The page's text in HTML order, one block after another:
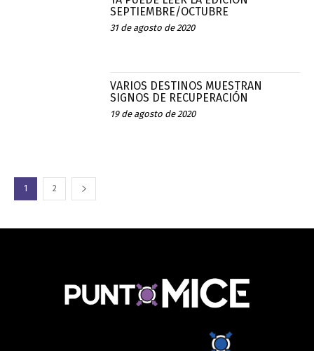
SEPTIEMBRE/OCTUBRE
31 de agosto de 2020
VARIOS DESTINOS MUESTRAN
SIGNOS DE RECUPERACIÓN
19 de agosto de 2020
1 2